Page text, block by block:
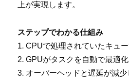
上が実現します。
ステップでわかる仕組み
1. CPUで処理されていたキュ
2. GPUがタスクを自動で最適
3. オーバーヘッドと遅延が減